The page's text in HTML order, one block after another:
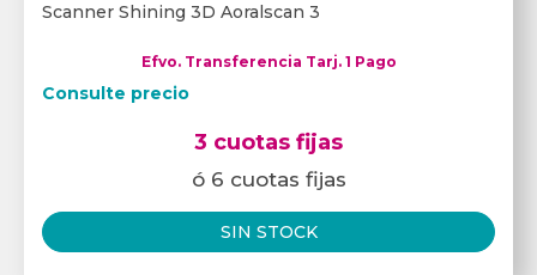
Scanner Shining 3D Aoralscan 3
Efvo. Transferencia Tarj. 1 Pago
Consulte precio
3 cuotas fijas
ó 6 cuotas fijas
SIN STOCK